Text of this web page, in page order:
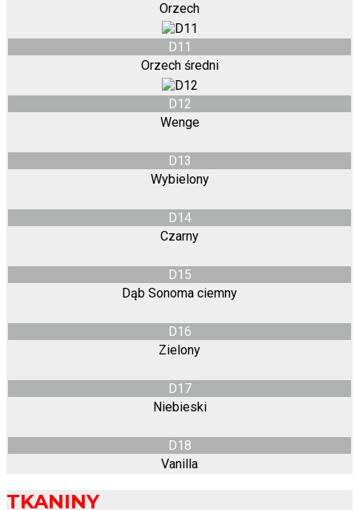
Orzech
D11
Orzech średni
D12
Wenge
D13
Wybielony
D14
Czarny
D15
Dąb Sonoma ciemny
D16
Zielony
D17
Niebieski
D18
Vanilla
TKANINY